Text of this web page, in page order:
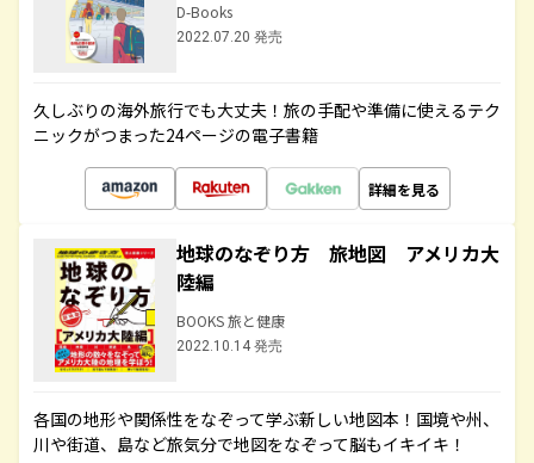
D-Books
2022.07.20 発売
久しぶりの海外旅行でも大丈夫！旅の手配や準備に使えるテク
ニックがつまった24ページの電子書籍
詳細を見る
地球のなぞり方 旅地図 アメリカ大
陸編
BOOKS 旅と健康
2022.10.14 発売
各国の地形や関係性をなぞって学ぶ新しい地図本！国境や州、
川や街道、島など旅気分で地図をなぞって脳もイキイキ！